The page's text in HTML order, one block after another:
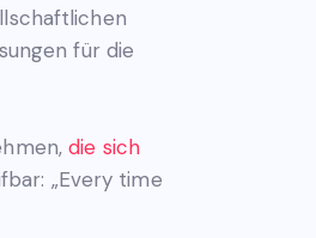
für die
die sich
„Every time